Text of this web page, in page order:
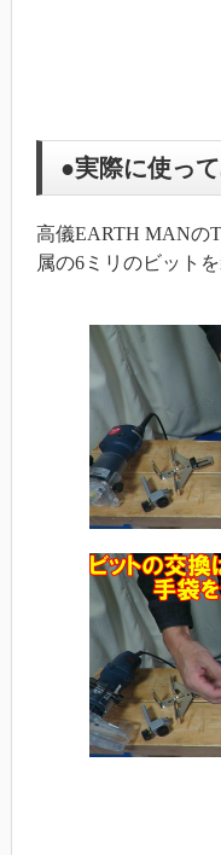
●実際に使っ
高儀EARTH MANの
属の6ミリのビットを